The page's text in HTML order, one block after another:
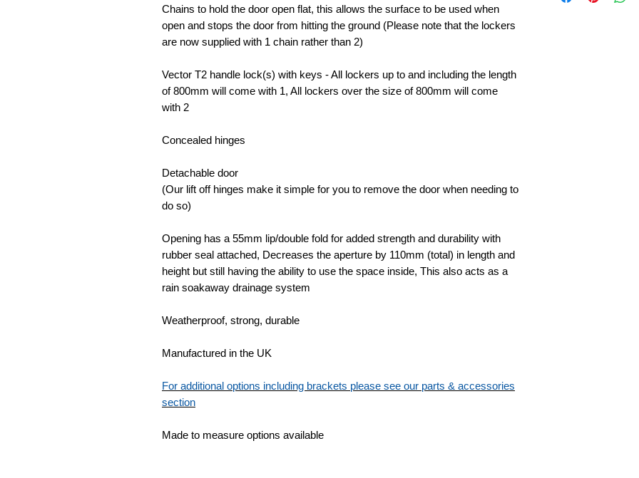
Chains to hold the door open flat, this allows the surface to be used when
open and stops the door from hitting the ground (Please note that the lockers
are now supplied with 1 chain rather than 2)
Vector T2 handle lock(s) with keys - All lockers up to and including the length
of 800mm will come with 1, All lockers over the size of 800mm will come
with 2
Concealed hinges
Detachable door
(Our lift off hinges make it simple for you to remove the door when needing to
do so)
Opening has a 55mm lip/double fold for added strength and durability with
rubber seal attached, Decreases the aperture by 110mm (total) in length and
height but still having the ability to use the space inside, This also acts as a
rain soakaway drainage system
Weatherproof, strong, durable
Manufactured in the UK
For additional options including brackets please see our parts & accessories
section
Made to measure options available